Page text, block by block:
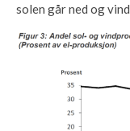
solen går ned og